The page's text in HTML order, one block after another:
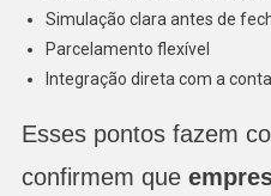
Simulação clara antes de
Parcelamento flexível
Integração direta com a
Esses pontos fazem
confirmem que